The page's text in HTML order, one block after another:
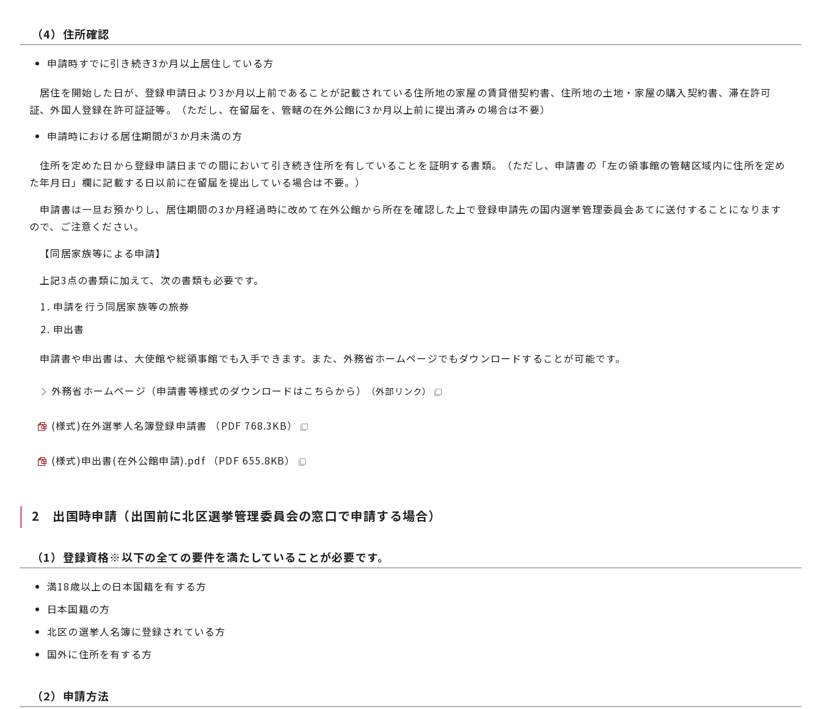
（4）住所確認
申請時すでに引き続き3か月以上居住している方
居住を開始した日が、登録申請日より3か月以上前であることが記載されている住所地の家屋の賃貸借契約書、住所地の土地・家屋の購入契約書、滞在許可
証、外国人登録在許可証証等。（ただし、在留届を、管轄の在外公館に3か月以上前に提出済みの場合は不要）
申請時における居住期間が3か月未満の方
住所を定めた日から登録申請日までの間において引き続き住所を有していることを証明する書類。（ただし、申請書の「左の領事館の管轄区域内に住所を定め
た年月日」欄に記載する日以前に在留届を提出している場合は不要。）
申請書は一旦お預かりし、居住期間の3か月経過時に改めて在外公館から所在を確認した上で登録申請先の国内選挙管理委員会あてに送付することになります
ので、ご注意ください。
【同居家族等による申請】
上記3点の書類に加えて、次の書類も必要です。
申請を行う同居家族等の旅券
申出書
申請書や申出書は、大使館や総領事館でも入手できます。また、外務省ホームページでもダウンロードすることが可能です。
外務省ホームページ（申請書等様式のダウンロードはこちらから） （外部リンク）
(様式)在外選挙人名簿登録申請書 （PDF 768.3KB）
(様式)申出書(在外公館申請).pdf （PDF 655.8KB）
2 出国時申請（出国前に北区選挙管理委員会の窓口で申請する場合）
（1）登録資格※以下の全ての要件を満たしていることが必要です。
満18歳以上の日本国籍を有する方
日本国籍の方
北区の選挙人名簿に登録されている方
国外に住所を有する方
（2）申請方法